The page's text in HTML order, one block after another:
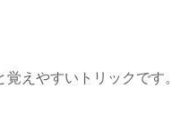
えやすいトリックです。